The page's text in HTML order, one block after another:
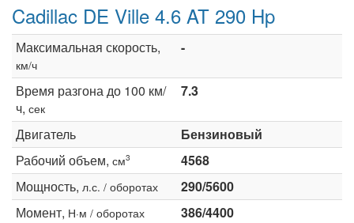
Cadillac DE Ville 4.6 AT 290 Hp
Максимальная скорость,
км/ч
-
Время разгона до 100 км/
ч, сек
7.3
Двигатель
Бензиновый
Рабочий объем, см3
4568
Мощность, л.с. / оборотах
290/5600
Момент, Н·м / оборотах
386/4400